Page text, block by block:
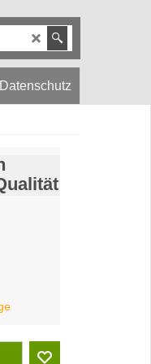
Datenschutz